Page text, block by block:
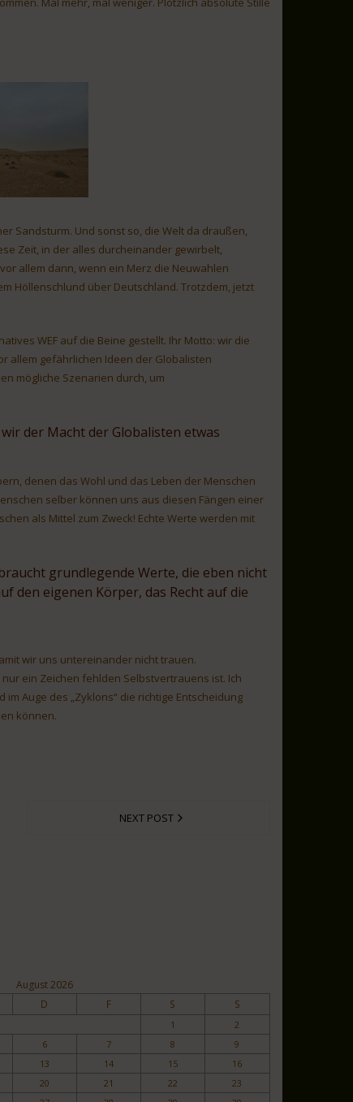
Sandsturm. Und sonst so, die Welt da draußen,
Zeit, in der alles durcheinander gewirbelt,
allem dann, wenn ein Merz die Neuwahlen
Höllenschlund über Deutschland. Trotzdem, jetzt
WEF auf die Beine gestellt. Ihr Motto: wir die
allem gefährlichen Ideen der Globalisten
mögliche Szenarien durch, um
der Macht der Globalisten etwas
denen das Wohl und das Leben der Menschen
selber können uns aus diesen Fängen einer
als Mittel zum Zweck! Echte Werte werden mit
grundlegende Werte, die eben nicht
den eigenen Körper, das Recht auf die
wir uns untereinander nicht trauen.
ein Zeichen fehlden Selbstvertrauens ist. Ich
Auge des „Zyklons“ die richtige Entscheidung
können.
NEXT POST
August 2026
D F S S
1
2
6 7 8
9
13 14 15
16
20 21 22
23